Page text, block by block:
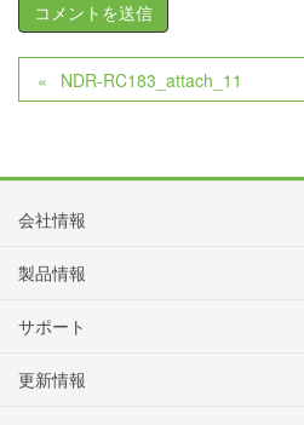
NDR-RC183_attach_11
会社情報
製品情報
サポート
更新情報